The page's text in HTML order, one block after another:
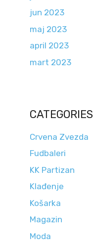
jun 2023
maj 2023
april 2023
mart 2023
CATEGORIES
Crvena Zvezda
Fudbaleri
KK Partizan
Klađenje
Košarka
Magazin
Moda